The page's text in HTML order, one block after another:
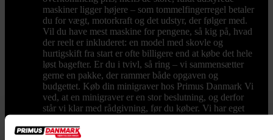
maskiner ligger højere – som tommelfingerregel betaler
du for vægt, motorkraft og det udstyr, der følger med.
Vil du have mest maskine for pengene, så kig på, hvad
der reelt er inkluderet: en model med skovle og
hurtigskift fra start er ofte billigere end at købe det hele
løst bagefter. Er du i tvivl, så ring – vi sammensætter
gerne en pakke, der rammer både opgaven og
budgettet. Køb din minigraver hos Primus Danmark Vi
ved, at en minigraver er en stor beslutning, og derfor
står vi klar med rådgivning, før du køber. Vi har eget
det store udvalg af udstyr med egne øjne. Bestiller du